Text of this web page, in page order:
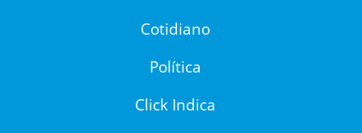
Cotidiano
Política
Click Indica